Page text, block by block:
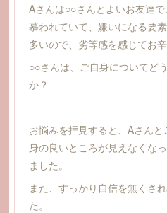
Aさんは○○さんとよいお友達
慕われていて、嫌いになる要
多いので、劣等感を感じてお辛
○○さんは、ご自身についてど
か？
お悩みを拝見すると、Aさん
身の良いところが見えなくな
ました。
また、すっかり自信を無くさ
た。